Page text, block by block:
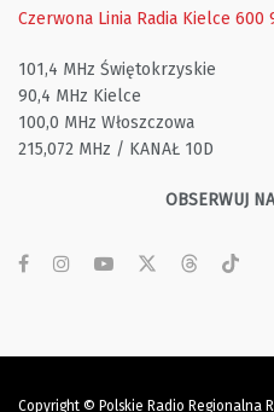
Czerwona Linia Radia Kielce 600
101,4 MHz Świętokrzyskie
90,4 MHz Kielce
100,0 MHz Włoszczowa
215,072 MHz / KANAŁ 10D
OBSERWUJ
Copyright © Polskie Radio Regionalna